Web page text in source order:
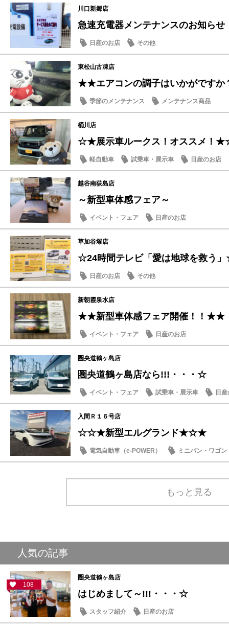
川口新郷店
急速充電器メンテナンスのお知らせ
日産のお店 その他
東松山古凍店
★★エアコンの調子はいかがです
季節のメンテナンス メンテナンス商品
桶川店
☆★展示車ルークス！オススメ！
軽自動車 試乗車・展示車 日産のお店
越谷南荻島店
～新型車体感フェア～
イベント・フェア 日産のお店
草加谷塚店
☆24時間テレビ「愛は地球を救う
日産のお店 その他
新朝霞泉水店
★★新型車体感フェア開催！！★★
イベント・フェア 日産のお店
圏央道鶴ヶ島店
圏央道鶴ヶ島店なら!!!・・・☆
イベント・フェア 試乗車・展示車 日
入間Ｒ１６号店
☆☆★新型エルグランド★☆★
電気自動車（e-POWER）
ミニバン・ワゴン
日産のお店
もっと見る
人気の記事
108
圏央道鶴ヶ島店
はじめまして～!!!・・・☆
スタッフ紹介 日産のお店